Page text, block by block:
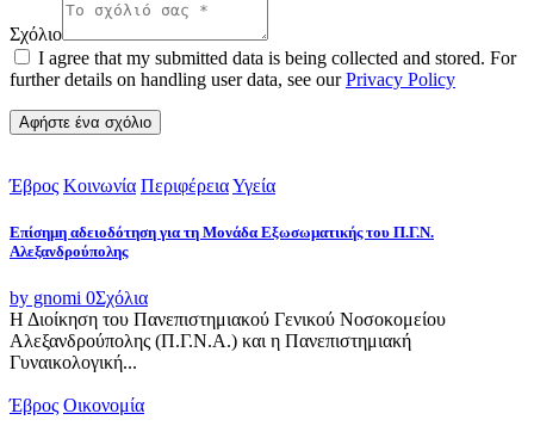
Σχόλιο
I agree that my submitted data is being collected and stored. For
further details on handling user data, see ourPrivacy Policy
Έβρος Κοινωνία ΠεριφέρειαΥγεία
Επίσημη αδειοδότηση για τη Μονάδα Εξωσωματικής του Π.Γ.Ν.
Αλεξανδρούπολης
by gnomi 0Σχόλια
Η Διοίκηση του Πανεπιστημιακού Γενικού Νοσοκομείου
Αλεξανδρούπολης (Π.Γ.Ν.Α.) και η Πανεπιστημιακή
Γυναικολογική...
Έβρος Οικονομία